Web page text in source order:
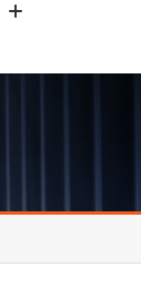
호남권연구본부
기획본부